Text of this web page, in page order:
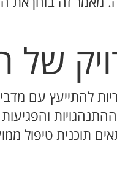
להתייעץ עם
תוכנית טיפול